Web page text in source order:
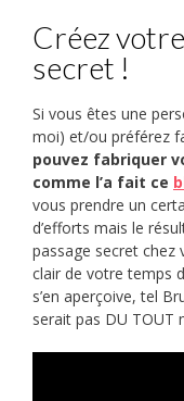
Créez
secret !
Si vous êtes une
moi) et/ou préférez
pouvez fabriquer
comme l’a fait ce
vous prendre un
d’efforts mais le
passage secret chez
clair de votre temps
s’en aperçoive, tel
serait pas DU TOUT